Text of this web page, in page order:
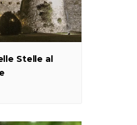
Stelle al